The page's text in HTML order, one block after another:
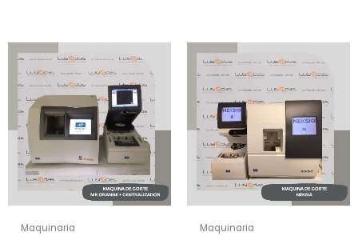
Maquinaria Maquinaria